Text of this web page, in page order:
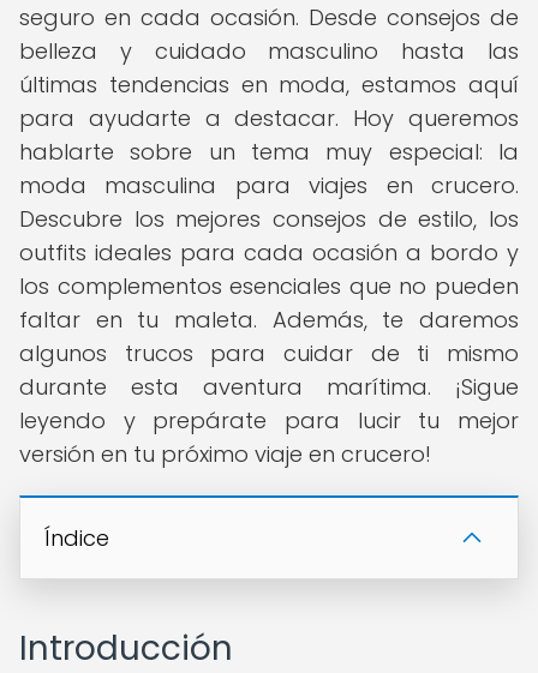
seguro en cada ocasión. Desde consejos de
belleza y cuidado masculino hasta las
últimas tendencias en moda, estamos aquí
para ayudarte a destacar. Hoy queremos
hablarte sobre un tema muy especial: la
moda masculina para viajes en crucero.
Descubre los mejores consejos de estilo, los
outfits ideales para cada ocasión a bordo y
los complementos esenciales que no pueden
faltar en tu maleta. Además, te daremos
algunos trucos para cuidar de ti mismo
durante esta aventura marítima. ¡Sigue
leyendo y prepárate para lucir tu mejor
versión en tu próximo viaje en crucero!
Índice
Introducción